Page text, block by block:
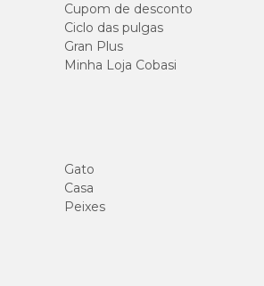
Cupom de desconto
Ciclo das pulgas
Gran Plus
Minha Loja Cobasi
Gato
Casa
Peixes